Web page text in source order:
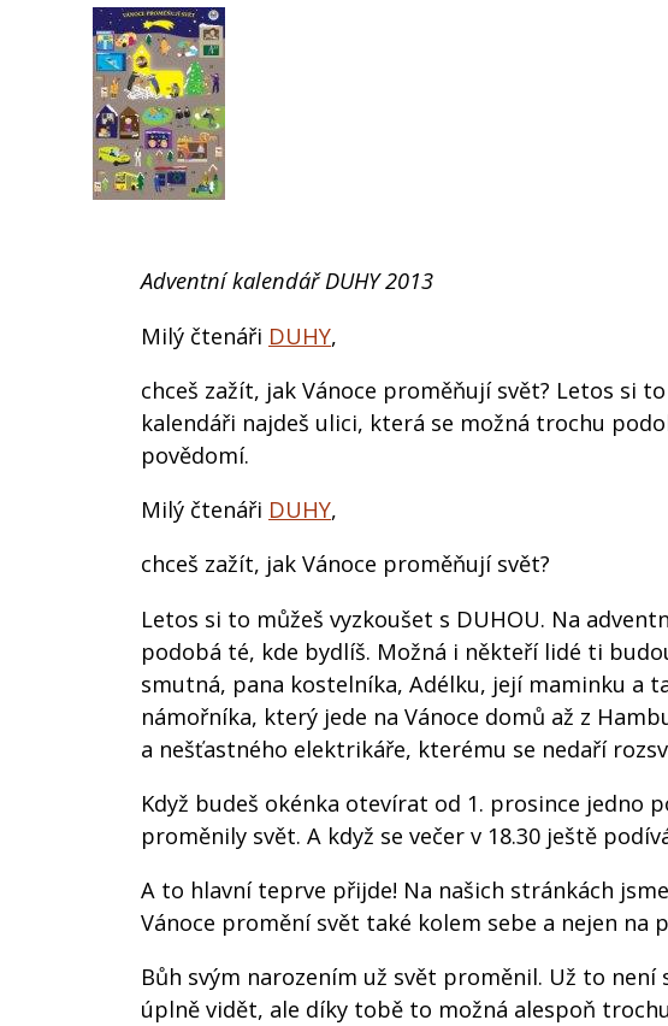
Adventní kalendář DUHY 2013
Milý čtenáři DUHY,
chceš zažít, jak Vánoce proměňují svět? Letos si
kalendáři najdeš ulici, která se možná trochu
povědomí.
Milý čtenáři DUHY,
chceš zažít, jak Vánoce proměňují svět?
Letos si to můžeš vyzkoušet s DUHOU. Na
podobá té, kde bydlíš. Možná i někteří lidé ti
smutná, pana kostelníka, Adélku, její maminku a
námořníka, který jede na Vánoce domů až z
a nešťastného elektrikáře, kterému se nedaří
Když budeš okénka otevírat od 1. prosince jedno
proměnily svět. A když se večer v 18.30 ještě
A to hlavní teprve přijde! Na našich stránkách
Vánoce promění svět také kolem sebe a nejen na
Bůh svým narozením už svět proměnil. Už to
úplně vidět, ale díky tobě to možná alespoň